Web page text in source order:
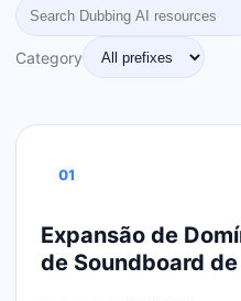
Category
01
Expansão de
de Soundboard